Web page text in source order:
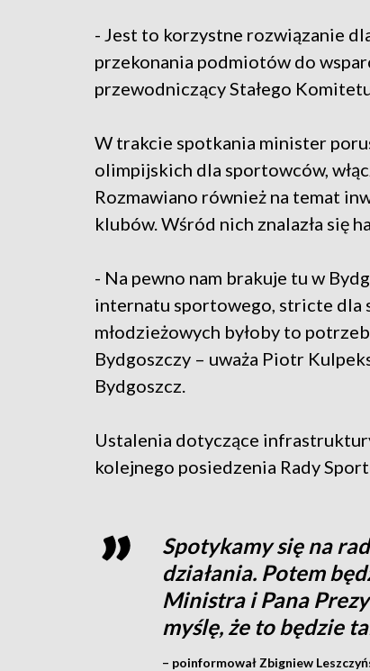
- Jest to korzystne rozwiązanie
przekonania podmiotów do
przewodniczący Stałego
W trakcie spotkania minister
olimpijskich dla sportowców,
Rozmawiano również na temat
klubów. Wśród nich znalazła się
- Na pewno nam brakuje tu w
internatu sportowego, stricte dla
młodzieżowych byłoby to
Bydgoszczy – uważa Piotr
Bydgoszcz.
Ustalenia dotyczące
kolejnego posiedzenia Rady
Spotykamy się na
działania. Potem
Ministra i Pana
myślę, że to będzie
– poinformował Zbigniew